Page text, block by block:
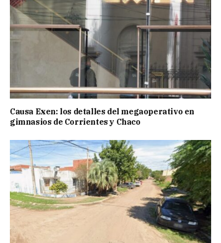
Causa Exen: los detalles del megaoperativo en
gimnasios de Corrientes y Chaco